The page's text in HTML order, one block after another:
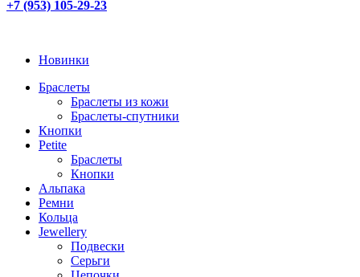
+7 (953) 105-29-23
Новинки
Браслеты
Браслеты из кожи
Браслеты-спутники
Кнопки
Petite
Браслеты
Кнопки
Альпака
Ремни
Кольца
Jewellery
Подвески
Серьги